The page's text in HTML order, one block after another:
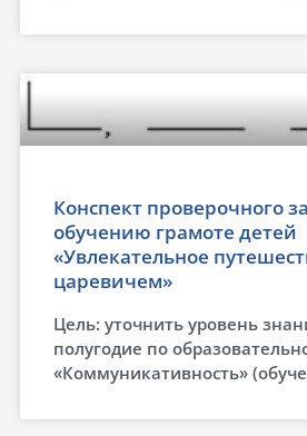
Конспект проверочного
обучению грамоте детей
«Увлекательное
царевичем»
Цель: уточнить уровень
полугодие по
«Коммуникативность»